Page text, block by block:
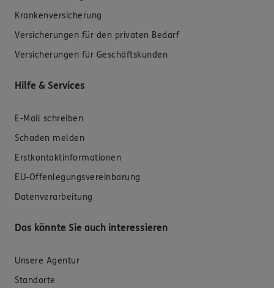
Krankenversicherung
Versicherungen für den privaten Bedarf
Versicherungen für Geschäftskunden
Hilfe & Services
E-Mail schreiben
Schaden melden
Erstkontaktinformationen
EU-Offenlegungsvereinbarung
Datenverarbeitung
Das könnte Sie auch interessieren
Unsere Agentur
Standorte